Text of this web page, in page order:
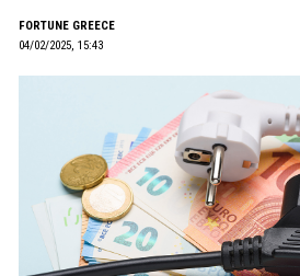
FORTUNE GREECE
04/02/2025, 15:43